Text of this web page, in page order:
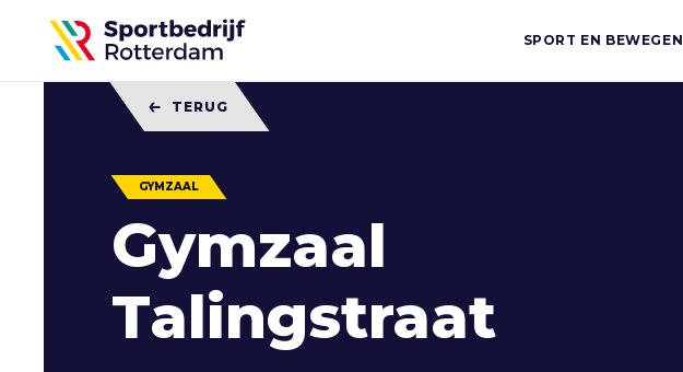
Sportbedrijf
Rotterdam
SPORT EN BEWEGEN
TERUG
GYMZAAL
Gymzaal
Talingstraat